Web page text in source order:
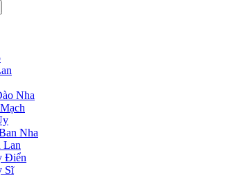
Nha
Nha
Lan
Điển
Sĩ